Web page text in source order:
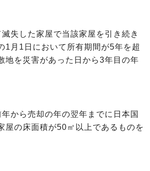
滅失した家屋で当該家屋を引き続き
1月1日において所有期間が5年を超
地を災害があった日から3年目の年
年から売却の年の翌年までに日本国
屋の床面積が50㎡以上であるものを